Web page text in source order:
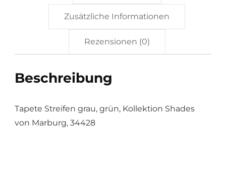
Zusätzliche Informationen
Rezensionen (0)
Beschreibung
Tapete Streifen grau, grün, Kollektion Shades
von Marburg, 34428